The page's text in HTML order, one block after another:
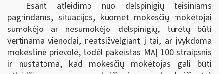
Esant atleidimo nuo delspinigių teisiniams
pagrindams, situacijos, kuomet mokesčių mokėtojai
sumokėjo ar nesumokėjo delspinigių, turėtų būti
vertinama vienodai, neatsižvelgiant į tai, ar įvykdoma
mokestinė prievolė, todėl pakeistas MAĮ 100 straipsnis
ir nustatoma, kad mokesčių mokėtojas gali būti